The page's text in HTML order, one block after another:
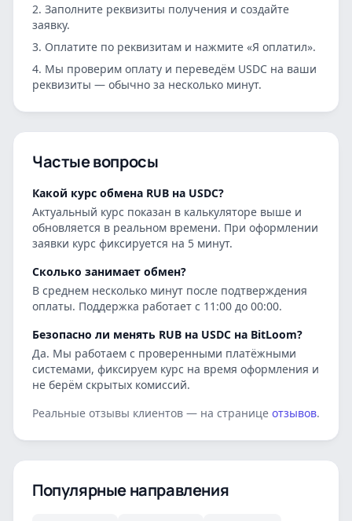
Заполните реквизиты получения и создайте
заявку.
Оплатите по реквизитам и нажмите «Я оплатил».
Мы проверим оплату и переведём USDC на ваши
реквизиты — обычно за несколько минут.
Частые вопросы
Какой курс обмена RUB на USDC?
Актуальный курс показан в калькуляторе выше и
обновляется в реальном времени. При оформлении
заявки курс фиксируется на 5 минут.
Сколько занимает обмен?
В среднем несколько минут после подтверждения
оплаты. Поддержка работает с 11:00 до 00:00.
Безопасно ли менять RUB на USDC на BitLoom?
Да. Мы работаем с проверенными платёжными
системами, фиксируем курс на время оформления и
не берём скрытых комиссий.
Реальные отзывы клиентов — на странице отзывов.
Популярные направления